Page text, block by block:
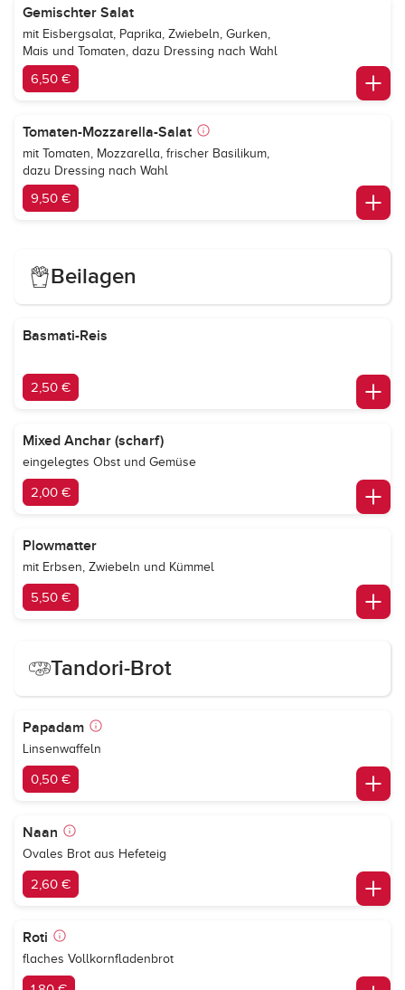
Gemischter Salat
mit Eisbergsalat, Paprika, Zwiebeln, Gurken,
Mais und Tomaten, dazu Dressing nach Wahl
6,50 €
Tomaten-Mozzarella-Salat
mit Tomaten, Mozzarella, frischer Basilikum,
dazu Dressing nach Wahl
9,50 €
Beilagen
Basmati-Reis
2,50 €
Mixed Anchar (scharf)
eingelegtes Obst und Gemüse
2,00 €
Plowmatter
mit Erbsen, Zwiebeln und Kümmel
5,50 €
Tandori-Brot
Papadam
Linsenwaffeln
0,50 €
Naan
Ovales Brot aus Hefeteig
2,60 €
Roti
flaches Vollkornfladenbrot